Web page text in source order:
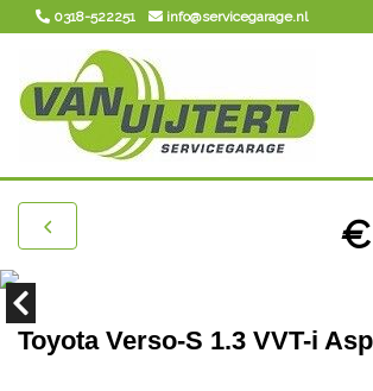
0318-522251 info@servicegarage.nl
€
Toyota Verso-S 1.3 VVT-i